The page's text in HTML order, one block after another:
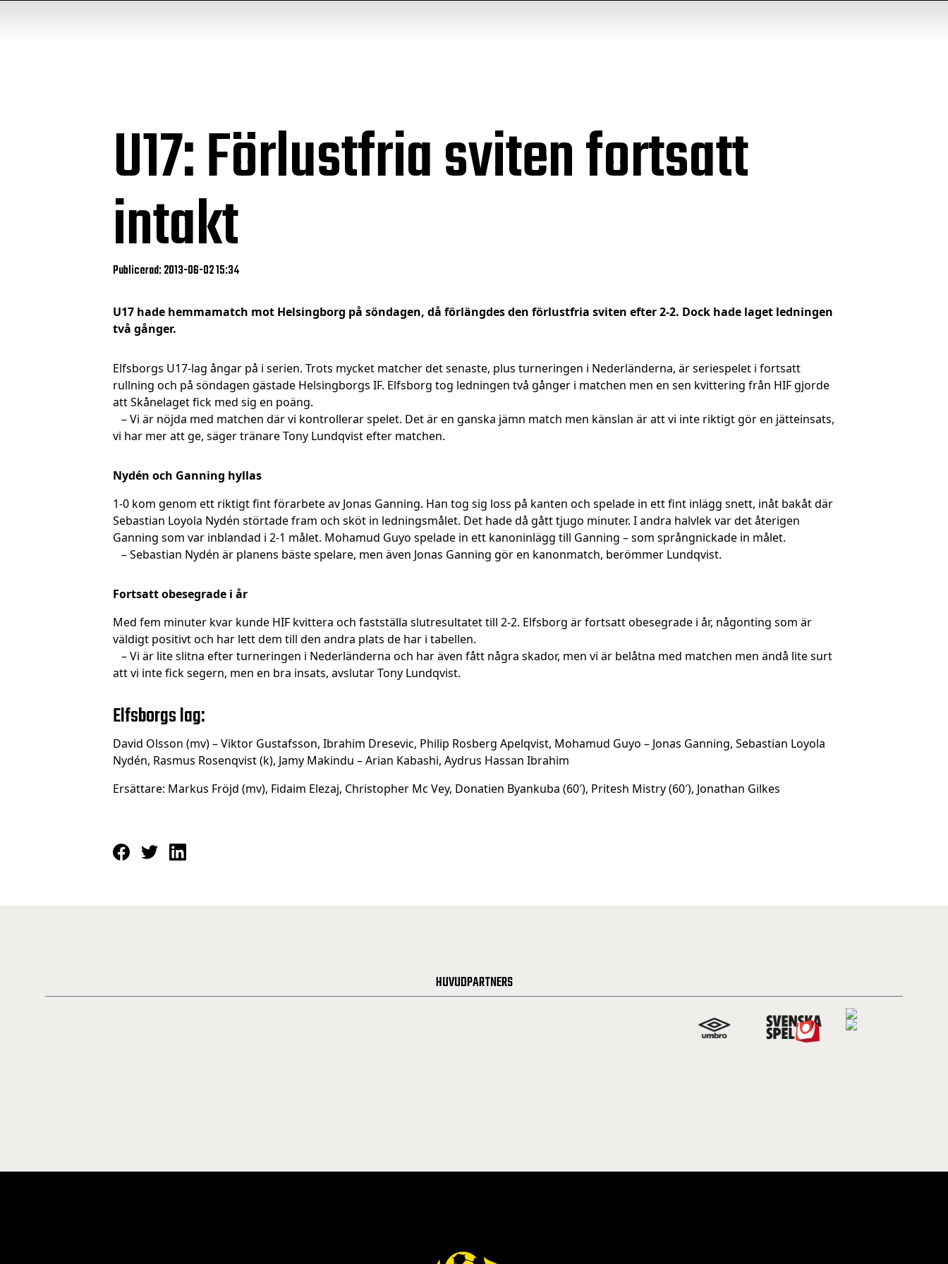
U17: Förlustfria sviten fortsatt
intakt
Publicerad: 2013-06-02 15:34
U17 hade hemmamatch mot Helsingborg på söndagen, då förlängdes den förlustfria sviten efter 2-2. Dock hade laget ledningen
två gånger.
Elfsborgs U17-lag ångar på i serien. Trots mycket matcher det senaste, plus turneringen i Nederländerna, är seriespelet i fortsatt
rullning och på söndagen gästade Helsingborgs IF. Elfsborg tog ledningen två gånger i matchen men en sen kvittering från HIF gjorde
att Skånelaget fick med sig en poäng.
– Vi är nöjda med matchen där vi kontrollerar spelet. Det är en ganska jämn match men känslan är att vi inte riktigt gör en jätteinsats,
vi har mer att ge, säger tränare Tony Lundqvist efter matchen.
Nydén och Ganning hyllas
1-0 kom genom ett riktigt fint förarbete av Jonas Ganning. Han tog sig loss på kanten och spelade in ett fint inlägg snett, inåt bakåt där
Sebastian Loyola Nydén störtade fram och sköt in ledningsmålet. Det hade då gått tjugo minuter. I andra halvlek var det återigen
Ganning som var inblandad i 2-1 målet. Mohamud Guyo spelade in ett kanoninlägg till Ganning – som språngnickade in målet.
– Sebastian Nydén är planens bäste spelare, men även Jonas Ganning gör en kanonmatch, berömmer Lundqvist.
Fortsatt obesegrade i år
Med fem minuter kvar kunde HIF kvittera och fastställa slutresultatet till 2-2. Elfsborg är fortsatt obesegrade i år, någonting som är
väldigt positivt och har lett dem till den andra plats de har i tabellen.
– Vi är lite slitna efter turneringen i Nederländerna och har även fått några skador, men vi är belåtna med matchen men ändå lite surt
att vi inte fick segern, men en bra insats, avslutar Tony Lundqvist.
Elfsborgs lag:
David Olsson (mv) – Viktor Gustafsson, Ibrahim Dresevic, Philip Rosberg Apelqvist, Mohamud Guyo – Jonas Ganning, Sebastian Loyola
Nydén, Rasmus Rosenqvist (k), Jamy Makindu – Arian Kabashi, Aydrus Hassan Ibrahim
Ersättare: Markus Fröjd (mv), Fidaim Elezaj, Christopher Mc Vey, Donatien Byankuba (60′), Pritesh Mistry (60′), Jonathan Gilkes
HUVUDPARTNERS